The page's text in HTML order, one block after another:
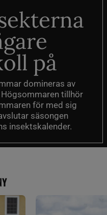
på
domineras av
tillhör
för med sig
säsongen
insektskalender.